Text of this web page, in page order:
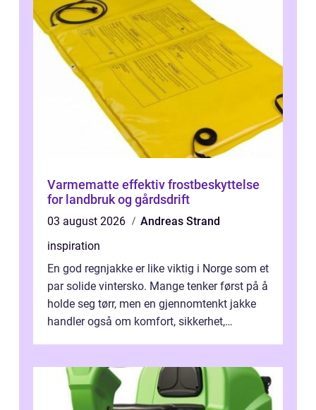
Varmematte effektiv frostbeskyttelse
for landbruk og gårdsdrift
03 august 2026
Andreas Strand
inspiration
En god regnjakke er like viktig i Norge som et
par solide vintersko. Mange tenker først på å
holde seg tørr, men en gjennomtenkt jakke
handler også om komfort, sikkerhet,